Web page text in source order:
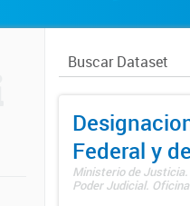
Federal y
Ministerio de
Poder Judicial.